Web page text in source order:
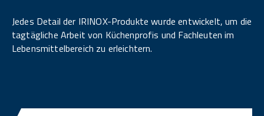
Jedes Detail der IRINOX-Produkte wurde entwickelt, um die
tagtägliche Arbeit von Küchenprofis und Fachleuten im
Lebensmittelbereich zu erleichtern.